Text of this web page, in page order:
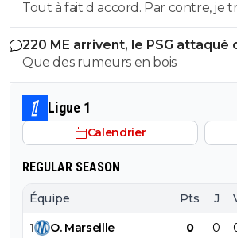
des remplaçants.
cauchemar
Tout à fait d accord. Par contre, je
quelque peu, voir ultra- hypocrite
football élitiste quand on a des clubs comme le
Barca et l atletico dans sa ligue, c
ligue peut se permettre de
tv si importants profitant à toute
lui-même qui s est vu augmenter
arriver à un salaire personnel de
aurait il pas une part de mauvaise
pas de la part d un ancien militant
espagnole franquiste.
220 ME arrivent, le PSG attaqué
Que des rumeurs en bois
Ligue 1
Calendrier
REGULAR SEASON
Équipe Pts J
1 O. Marseille 0 0